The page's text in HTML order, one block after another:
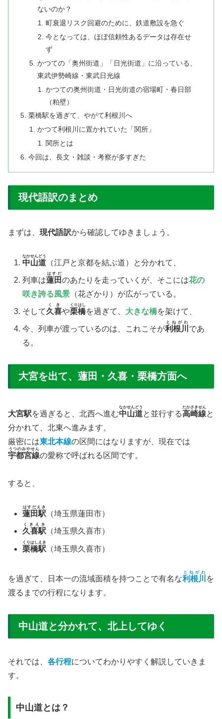
ないのか？
町衰退リスク回避のために、鉄道敷設を急ぐ
今となっては、ほぼ信頼性あるデータは存在せ
ず
かつての「奥州街道」「日光街道」に沿っている、
東武伊勢崎線・東武日光線
かつての奥州街道・日光街道の宿場町・春日部
（粕壁）
栗橋駅を過ぎて、やがて利根川へ
かつて利根川に置かれていた「関所」
関所とは
今回は、長文・雑談・考察が多すぎた
現代語訳のまとめ
まずは、 現代語訳から確認してゆきましょう。
中山道
なかせんどう
（江戸と京都を結ぶ道）と分かれて、
​列車は蓮田
はすだ
のあたりを走っていくが、そこには花の
咲き誇る風景 （花ざかり）が広がっている。
​そして久喜
くき
や栗橋
くりはし
を過ぎて、 大きな橋を架けて、
​今、列車が渡っているのは、これこそが利根川
とねがわ
であ
る。
大宮を出て、蓮田・久喜・栗橋方面へ
大宮駅を過ぎると、北西へ進む中山道
なかせんどう
と並行する高崎線
たかさきせん
と
分かれて、北東へ進みます。
厳密には東北本線の区間にはなりますが、現在では
宇都宮線
うつのみやせん
の愛称で呼ばれる区間です。
すると、
蓮田駅
はすだえき
（埼玉県蓮田市）
久喜駅
くきえき
（埼玉県久喜市）
栗橋駅
くりはしえき
（埼玉県久喜市）
を過ぎて、日本一の流域面積を持つことで有名な利根川
とねがわ
を
渡るまでの行程になります。
中山道と分かれて、北上してゆく
それでは、 各行程についてわかりやすく解説していきま
す。
中山道とは？